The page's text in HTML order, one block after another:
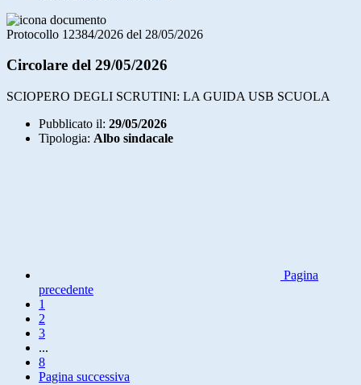
Protocollo 12384/2026 del 28/05/2026
Circolare del 29/05/2026
SCIOPERO DEGLI SCRUTINI: LA GUIDA USB SCUOLA
Pubblicato il: 29/05/2026
Tipologia: Albo sindacale
Pagina
precedente
1
2
3
...
8
Pagina successiva